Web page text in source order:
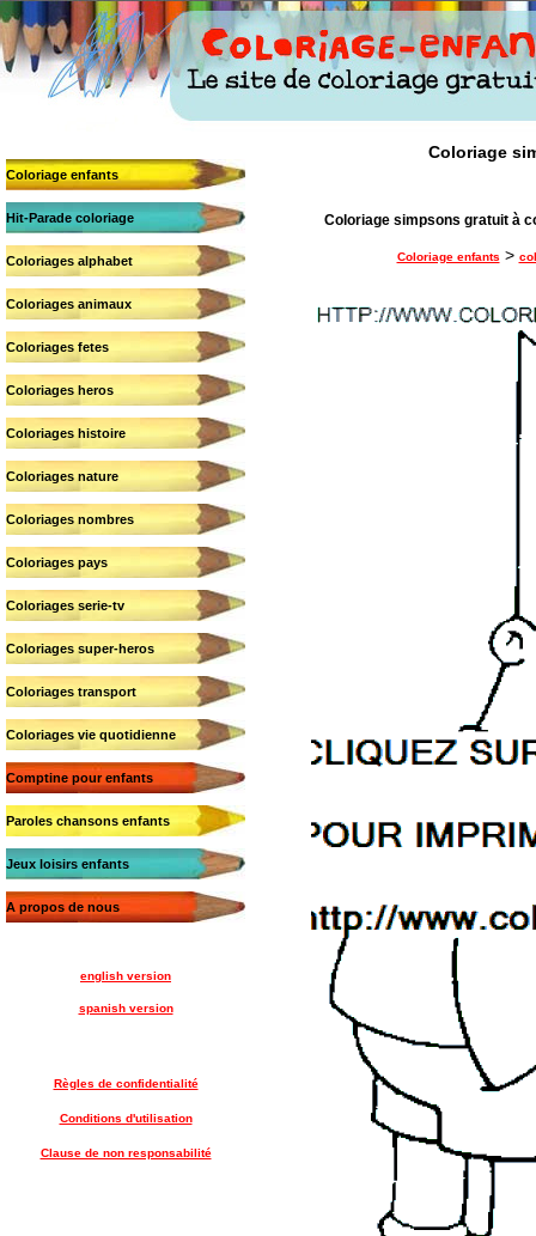
Coloriage enfants
Hit-Parade coloriage
Coloriages alphabet
Coloriages animaux
Coloriages fetes
Coloriages heros
Coloriages histoire
Coloriages nature
Coloriages nombres
Coloriages pays
Coloriages serie-tv
Coloriages super-heros
Coloriages transport
Coloriages vie quotidienne
Comptine pour enfants
Paroles chansons enfants
Jeux loisirs enfants
A propos de nous
english version
spanish version
Règles de confidentialité
Conditions d'utilisation
Clause de non responsabilité
Coloriage
Coloriage simpsons gratuit à
Coloriage enfants >